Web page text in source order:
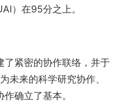
）在95分之上。
紧密的协作联络，并于
未来的科学研究协作、
确立了基本。